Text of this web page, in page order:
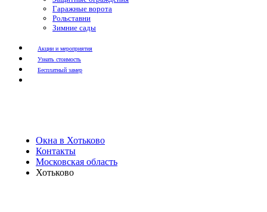
Гаражные ворота
Рольставни
Зимние сады
Акции и мероприятия
Узнать стоимость
Бесплатный замер
Окна в Хотьково
Контакты
Московская область
Хотьково